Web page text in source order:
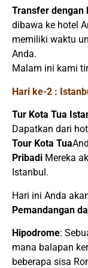
Transfer dengan
dibawa ke hotel
memiliki waktu
Anda.
Malam ini kami
Hari ke-2 :
Tur Kota Tua
Dapatkan dari
Tour Kota Tua
Pribadi Mereka
Istanbul.
Hari ini Anda
Pemandangan
Hipodrome:
mana balapan
beberapa sisa